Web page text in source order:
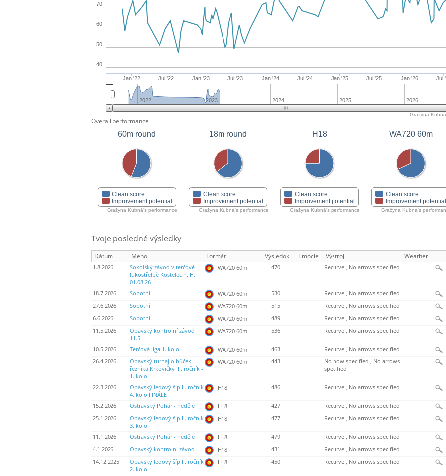
Jan '22 Jul '22 Jan '23 Jul '23 Jan '24 Jul '24 Jan '25 Jul '25 Jan '26 Jul
40
50
60
70
2022 2023 2024 2025 2026
Gražyna
Overall performance
60m round
Clean score
Improvement potential
Gražyna Kubná's performance
18m round
Clean score
Improvement potential
Gražyna Kubná's performance
H18
Clean score
Improvement potential
Gražyna Kubná's performance
WA720 60m
Clean score
Improvement potential
Gražyna Kubná's
Tvoje posledné výsledky
Dátum Meno Formát Výsledok Emócie Výstroj Weather
1.8.2026
Sokolský závod v terčové
lukostřelbě Kostelec n. H.
01.08.26
WA720 60m 470 Recurve , No arrows specified
18.7.2026 Sobotní WA720 60m 530
Recurve , No arrows specified
27.6.2026
Sobotní WA720 60m 515
Recurve , No arrows specified
6.6.2026
Sobotní WA720 60m 489
Recurve , No arrows specified
11.5.2026
Opavský kontrolní závod
11.5.
WA720 60m 536 Recurve , No arrows specified
10.5.2026 Terčová liga 1. kolo WA720 60m 463
Recurve , No arrows specified
26.4.2026
Opavský turnaj o bůček
řezníka Krkovičky III. ročník -
1. kolo
WA720 60m 443
No bow specified , No arrows
specified
22.3.2026
Opavský ledový šíp II. ročník
4. kolo FINÁLE
H18 486 Recurve , No arrows specified
15.2.2026 Ostravský Pohár - neděle H18 427
Recurve , No arrows specified
25.1.2026
Opavský ledový šíp II. ročník
3. kolo
H18 477 Recurve , No arrows specified
11.1.2026 Ostravský Pohár - neděle H18 479
Recurve , No arrows specified
4.1.2026
Opavský kontrolní závod H18 431
Recurve , No arrows specified
14.12.2025
Opavský ledový šíp II. ročník
2. kolo
H18 450 Recurve , No arrows specified